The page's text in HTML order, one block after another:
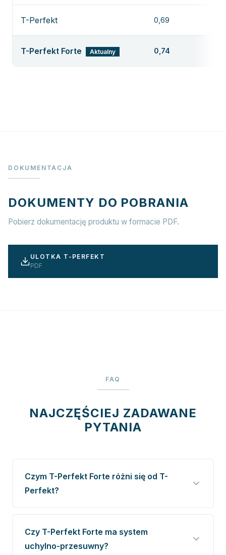
T-Perfekt 0,69
T-Perfekt Forte Aktualny 0,74
DOKUMENTACJA
DOKUMENTY DO POBRANIA
Pobierz dokumentację produktu w formacie PDF.
ULOTKA T-PERFEKT
PDF
FAQ
NAJCZĘŚCIEJ ZADAWANE
PYTANIA
Czym T-Perfekt Forte różni się od T-
Perfekt?
Czy T-Perfekt Forte ma system
uchylno-przesuwny?